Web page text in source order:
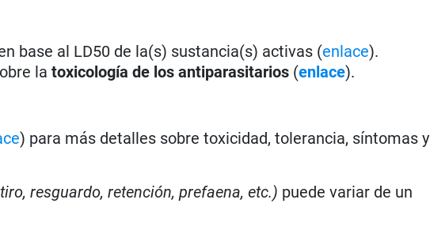
base al LD50 de la(s) sustancia(s) activas (enlace).
la toxicología de los antiparasitarios (enlace).
) para más detalles sobre toxicidad, tolerancia, síntomas y
resguardo, retención, prefaena, etc.) puede variar de un